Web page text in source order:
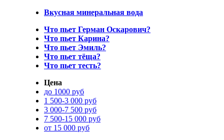
Вкусная минеральная вода
Что пьет Герман Оскарович?
Что пьет Карина?
Что пьет Эмиль?
Что пьет тёща?
Что пьет тесть?
Цена
до 1000 руб
1 500-3 000 руб
3 000-7 500 руб
7 500-15 000 руб
от 15 000 руб